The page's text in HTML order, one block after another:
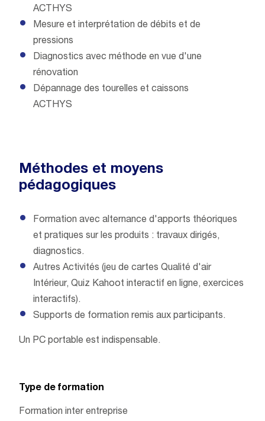
ACTHYS
Mesure et interprétation de débits et de
pressions
Diagnostics avec méthode en vue d'une
rénovation
Dépannage des tourelles et caissons
ACTHYS
Méthodes et moyens
pédagogiques
Formation avec alternance d'apports théoriques
et pratiques sur les produits : travaux dirigés,
diagnostics.
Autres Activités (jeu de cartes Qualité d'air
Intérieur, Quiz Kahoot interactif en ligne, exercices
interactifs).
Supports de formation remis aux participants.
Un PC portable est indispensable.
Type de formation
Formation inter entreprise